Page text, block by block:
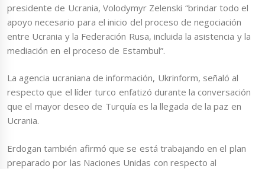
presidente de Ucrania, Volodymyr Zelenski “brindar todo el
apoyo necesario para el inicio del proceso de negociación
entre Ucrania y la Federación Rusa, incluida la asistencia y la
mediación en el proceso de Estambul”.
La agencia ucraniana de información, Ukrinform, señaló al
respecto que el líder turco enfatizó durante la conversación
que el mayor deseo de Turquía es la llegada de la paz en
Ucrania.
Erdogan también afirmó que se está trabajando en el plan
preparado por las Naciones Unidas con respecto al